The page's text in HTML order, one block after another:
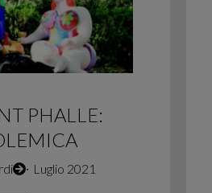
PHALLE:
∙ Luglio 2021